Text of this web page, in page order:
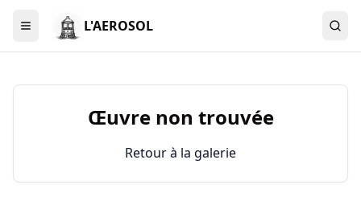
Menu L'AEROSOL
Œuvre non trouvée
Retour à la galerie